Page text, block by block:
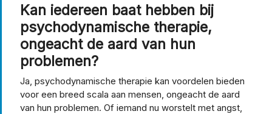
Kan iedereen baat hebben bij
psychodynamische therapie,
ongeacht de aard van hun
problemen?
Ja, psychodynamische therapie kan voordelen bieden
voor een breed scala aan mensen, ongeacht de aard
van hun problemen. Of iemand nu worstelt met angst,